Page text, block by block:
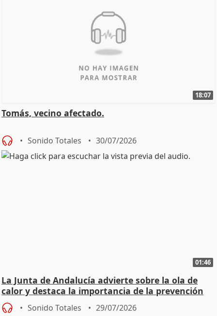
18:07
Tomás, vecino afectado.
Sonido Totales 30/07/2026
01:46
La Junta de Andalucía advierte sobre la ola de
calor y destaca la importancia de la prevención
Sonido Totales 29/07/2026